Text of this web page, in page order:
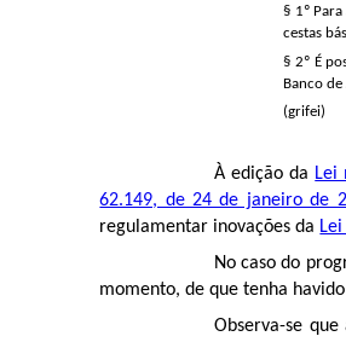
§ 1º
cestas
§ 2º É
Banco
(grifei)
À edição da Lei
62.149, de 24 de janeiro de
regulamentar inovações da
No caso do
momento, de que tenha
Observa-se